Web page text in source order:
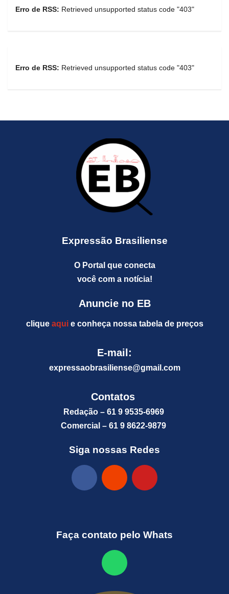
Erro de RSS: Retrieved unsupported status code "403"
Erro de RSS: Retrieved unsupported status code "403"
Expressão Brasiliense
O Portal que conecta
você com a notícia!
Anuncie no EB
clique aquie conheça nossa tabela de preços
E-mail:
expressaobrasiliense@gmail.com
Contatos
Redação – 61 9 9535-6969
Comercial – 61 9 8622-9879
Siga nossas Redes
Faça contato pelo Whats